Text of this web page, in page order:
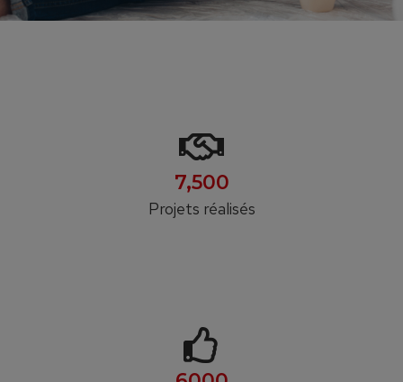
7,500
Projets réalisés